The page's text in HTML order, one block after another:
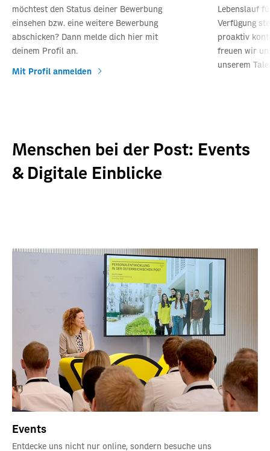
möchtest den Status deiner Bewerbung
einsehen bzw. eine weitere Bewerbung
abschicken? Dann melde dich hier mit
deinem Profil an.
Mit Profil anmelden
Lebenslauf
Verfügung
proaktiv
freuen wir
unserem
Menschen bei der Post: Events
& Digitale Einblicke
Events
Entdecke uns nicht nur online, sondern besuche uns